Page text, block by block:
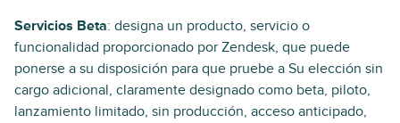
Servicios Beta: designa un producto, servicio o
funcionalidad proporcionado por Zendesk, que puede
ponerse a su disposición para que pruebe a Su elección sin
cargo adicional, claramente designado como beta, piloto,
lanzamiento limitado, sin producción, acceso anticipado,